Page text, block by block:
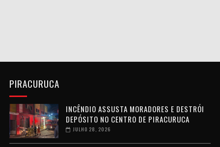
PIRACURUCA
INCÊNDIO ASSUSTA MORADORES E DESTRÓI
DEPÓSITO NO CENTRO DE PIRACURUCA
JULHO 28, 2026